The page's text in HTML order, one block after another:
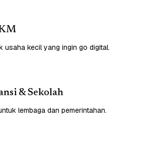
usaha kecil yang ingin go digital.
& Sekolah
lembaga dan pemerintahan.